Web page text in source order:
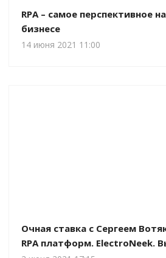
RPA – самое перспективное
бизнесе
14 июня 2021 11:00
Очная ставка c Сергеем
RPA платформ. ElectroNeek.